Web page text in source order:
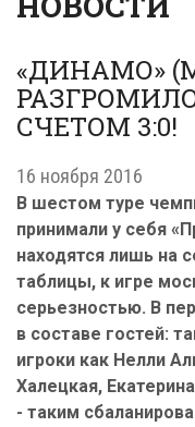
«ДИНАМО»
СЧЕТОМ 3:0!
16 ноября 2016
В шестом туре
принимали у себя
находятся лишь на
таблицы, к игре
серьезностью. В
в составе гостей:
игроки как Нелли
Халецкая,
- таким